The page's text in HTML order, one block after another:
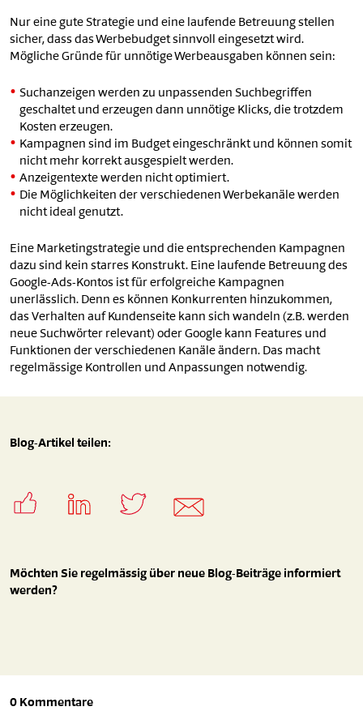
Nur eine gute Strategie und eine laufende Betreuung stellen
sicher, dass das Werbebudget sinnvoll eingesetzt wird.
Mögliche Gründe für unnötige Werbeausgaben können sein:
Suchanzeigen werden zu unpassenden Suchbegriffen
geschaltet und erzeugen dann unnötige Klicks, die trotzdem
Kosten erzeugen.
Kampagnen sind im Budget eingeschränkt und können somit
nicht mehr korrekt ausgespielt werden.
Anzeigentexte werden nicht optimiert.
Die Möglichkeiten der verschiedenen Werbekanäle werden
nicht ideal genutzt.
Eine Marketingstrategie und die entsprechenden Kampagnen
dazu sind kein starres Konstrukt. Eine laufende Betreuung des
Google-Ads-Kontos ist für erfolgreiche Kampagnen
unerlässlich. Denn es können Konkurrenten hinzukommen,
das Verhalten auf Kundenseite kann sich wandeln (z.B. werden
neue Suchwörter relevant) oder Google kann Features und
Funktionen der verschiedenen Kanäle ändern. Das macht
regelmässige Kontrollen und Anpassungen notwendig.
Blog-Artikel teilen:
Möchten Sie regelmässig über neue Blog-Beiträge informiert
werden?
0 Kommentare